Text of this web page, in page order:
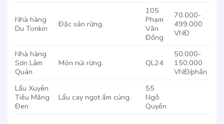
Nhà hàng
Du Tonkin
Đặc sản rừng.
105
Phạm
Văn
Đồng
70.000-
499.000
VNĐ
Nhà hàng
Sơn Lâm
Quán
Món núi rừng. QL24
50.000-
150.000
VNĐ/phần
Lẩu Xuyên
Tiêu Măng
Đen
Lẩu cay ngọt ấm cúng.
55
Ngô
Quyền